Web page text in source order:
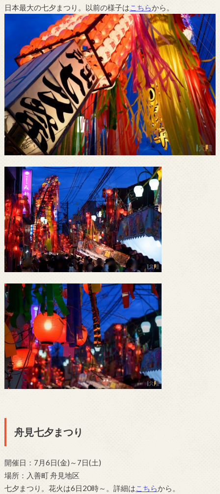
日本最大の七夕まつり。以前の様子はこちらから。
舟見七夕まつり
開催日：7月6日(金)～7日(土)
場所：入善町 舟見地区
七夕まつり。花火は6日20時～。詳細はこちらから。